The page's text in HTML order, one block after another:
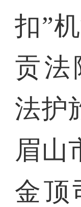
扣”
贡法
法护
眉山
金顶